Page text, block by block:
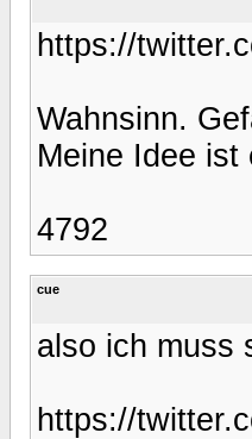
https://
Wahnsinn.
Meine Idee ist
4792
cue
also ich muss
https://